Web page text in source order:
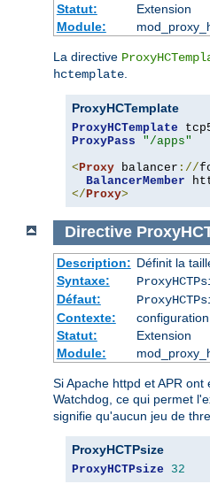
Statut:
Extension
Module:
La directive
hctemplate
ProxyHCTemplate
ProxyHCTemplate
ProxyPass
"/apps"
<Proxy balancer ://
BalancerMember
</Proxy>
Directive
Description: Définit la
Syntaxe:
Défaut:
Contexte:
Statut:
Extension
Module:
Si Apache httpd et APR
Watchdog, ce qui permet
signifie qu'aucun jeu de
ProxyHCTPsize
ProxyHCTPsize 32